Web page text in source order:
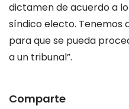
dictamen de acuerdo a
síndico electo. Tenemos
para que se pueda
a un tribunal”.
Comparte